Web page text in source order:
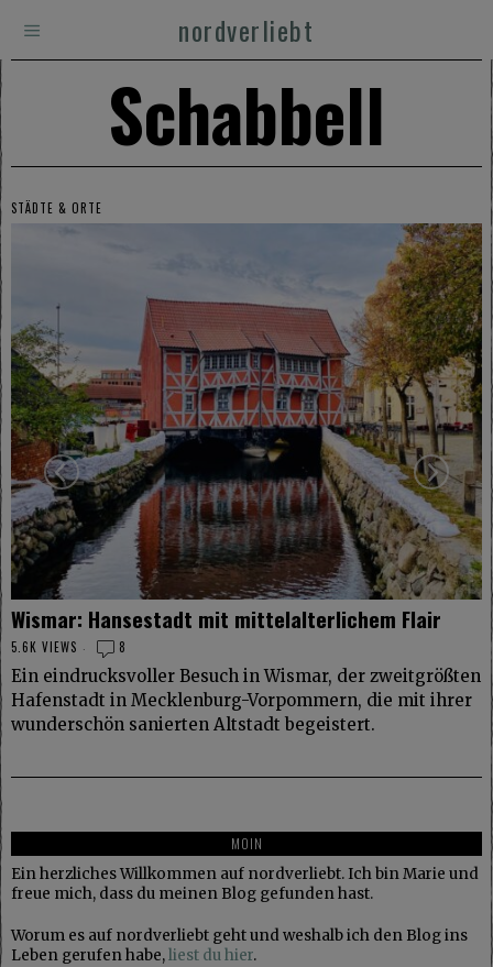
nordverliebt
Schabbell
STÄDTE & ORTE
Wismar: Hansestadt mit mittelalterlichem Flair
5.6K VIEWS 8
Ein eindrucksvoller Besuch in Wismar, der zweitgrößten
Hafenstadt in Mecklenburg-Vorpommern, die mit ihrer
wunderschön sanierten Altstadt begeistert.
MOIN
Ein herzliches Willkommen auf nordverliebt. Ich bin Marie und
freue mich, dass du meinen Blog gefunden hast.
Worum es auf nordverliebt geht und weshalb ich den Blog ins
Leben gerufen habe,liest du hier.